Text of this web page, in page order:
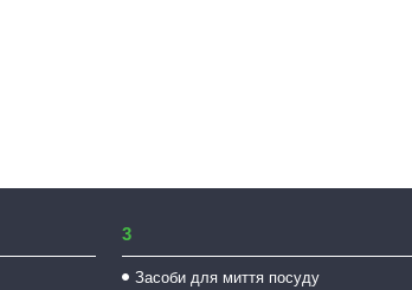
3
Засоби для миття посуду